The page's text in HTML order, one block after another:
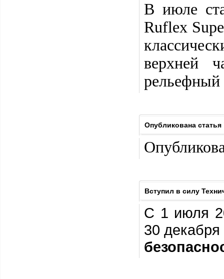
В июле
Ruflex
верхней
рельефный
Опубликована
Вступил в силу
С 1 июля
30